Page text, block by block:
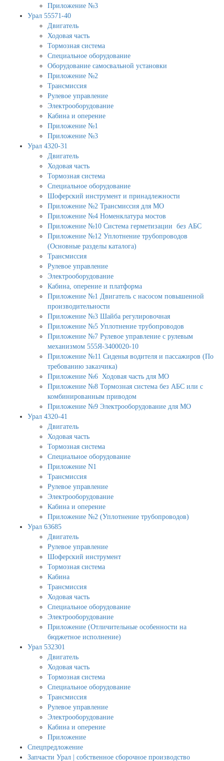
Приложение №3
Урал 55571-40
Двигатель
Ходовая часть
Тормозная система
Специальное оборудование
Оборудование самосвальной установки
Приложение №2
Трансмиссия
Рулевое управление
Электрооборудование
Кабина и оперение
Приложение №1
Приложение №3
Урал 4320-31
Двигатель
Ходовая часть
Тормозная система
Специальное оборудование
Шоферский инструмент и принадлежности
Приложение №2 Трансмиссия для МО
Приложение №4 Номенклатура мостов
Приложение №10 Система герметизации без АБС
Приложение №12 Уплотнение трубопроводов
(Основные разделы каталога)
Трансмиссия
Рулевое управление
Электрооборудование
Кабина, оперение и платформа
Приложение №1 Двигатель с насосом повышенной
производительности
Приложение №3 Шайба регулировочная
Приложение №5 Уплотнение трубопроводов
Приложение №7 Рулевое управление с рулевым
механизмом 555Я-3400020-10
Приложение №11 Сиденья водителя и пассажиров (По
требованию заказчика)
Приложение №6 Ходовая часть для МО
Приложение №8 Тормозная система без АБС или с
комбинированным приводом
Приложение №9 Электрооборудование для МО
Урал 4320-41
Двигатель
Ходовая часть
Тормозная система
Специальное оборудование
Приложение N1
Трансмиссия
Рулевое управление
Электрооборудование
Кабина и оперение
Приложение №2 (Уплотнение трубопроводов)
Урал 63685
Двигатель
Рулевое управление
Шоферский инструмент
Тормозная система
Кабина
Трансмиссия
Ходовая часть
Специальное оборудование
Электрооборудование
Приложение (Отличительные особенности на
бюджетное исполнение)
Урал 532301
Двигатель
Ходовая часть
Тормозная система
Специальное оборудование
Трансмиссия
Рулевое управление
Электрооборудование
Кабина и оперение
Приложение
Спецпредложение
Запчасти Урал | собственное сборочное производство